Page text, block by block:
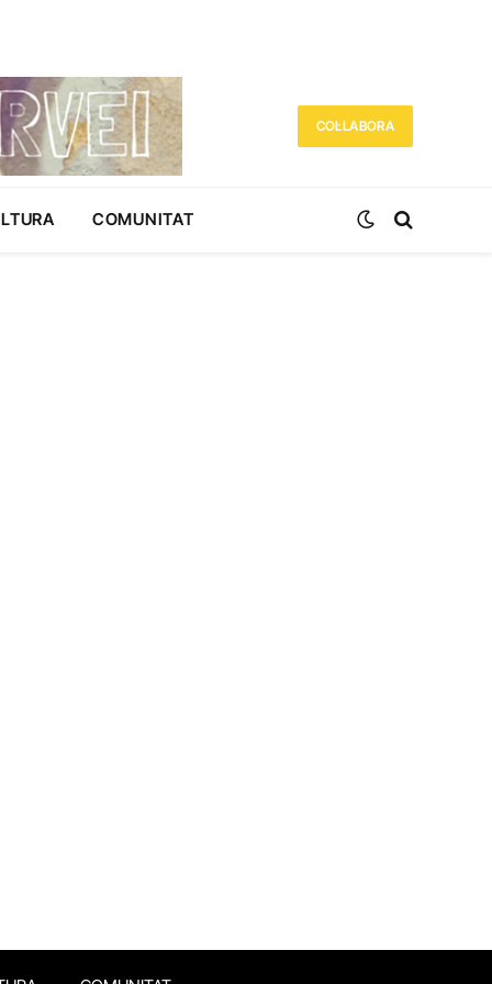
COL·LABORA
COMUNITAT